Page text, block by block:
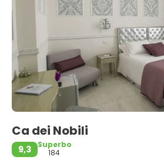
Ca dei Nobili
9,3
Superbo
184